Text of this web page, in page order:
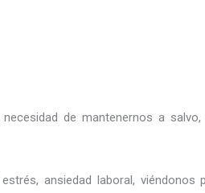
de mantenernos a
ansiedad laboral, viéndonos